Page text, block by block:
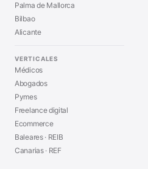
Palma de Mallorca
Bilbao
Alicante
VERTICALES
Médicos
Abogados
Pymes
Freelance digital
Ecommerce
Baleares · REIB
Canarias · REF